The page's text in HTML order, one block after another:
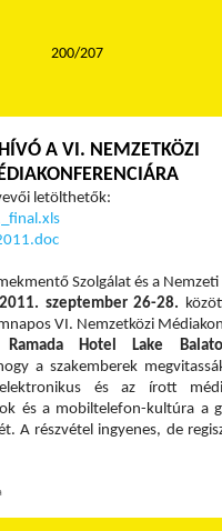
A VI. NEMZETKÖZI
letölthetők:
Szolgálat és a
2011. szeptember 26-28.
VI. Nemzetközi
Ramada Hotel Lake
a szakemberek
és az írott
és a mobiltelefon-kultúra a
A részvétel ingyenes, de
200/207